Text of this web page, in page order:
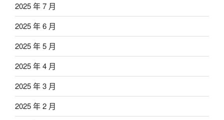
2025 年 7 月
2025 年 6 月
2025 年 5 月
2025 年 4 月
2025 年 3 月
2025 年 2 月